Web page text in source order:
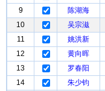
9
陈湖海
10
吴宗滋
11
姚洪新
12
黄向晖
13
罗春阳
14
朱少钧